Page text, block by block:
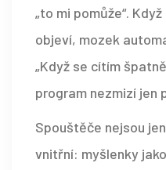
„to mi pomůže“.
objeví, mozek
„Když se cítím
program nezmizí jen
Spouštěče nejsou
vnitřní: myšlenky jako